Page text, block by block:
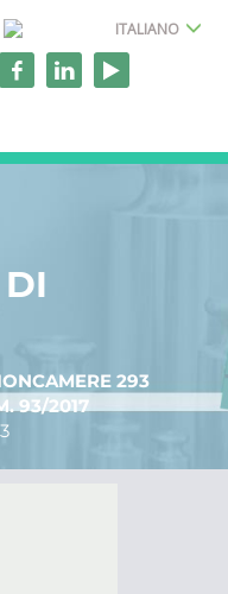
ITALIANO
293
93/2017